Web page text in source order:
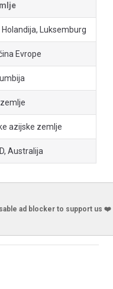
Holandija, Luksemburg
Evrope
zemlje
azijske zemlje
Australija
ad blocker to support us ❤️